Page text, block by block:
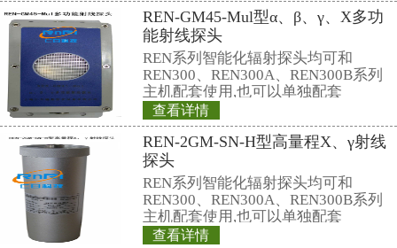
还有，在去年非典时期，大家
了，有的人使用紫外线来消毒。
使用不当会伤害人的眼睛。有关
紫外线照射会对皮肤造成灼伤，
可能引起皮肤癌的发生。
当前我们的生活中离不开电子
其害，我们应该掌握科学的方法